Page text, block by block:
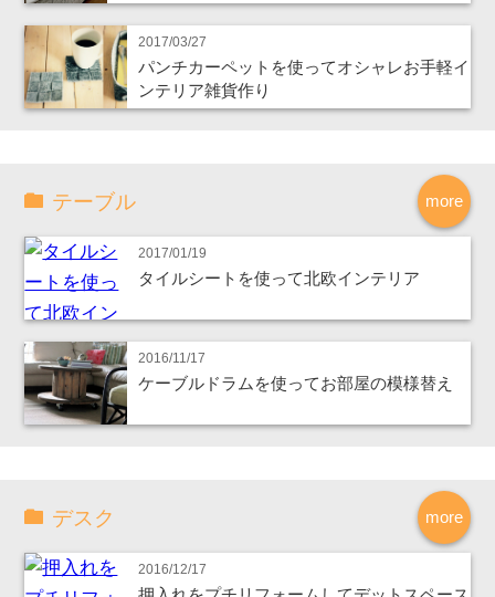
2017/03/27
パンチカーペットを使ってオシャレお手軽イ
ンテリア雑貨作り
more
テーブル
2017/01/19
タイルシートを使って北欧インテリア
2016/11/17
ケーブルドラムを使ってお部屋の模様替え
more
デスク
2016/12/17